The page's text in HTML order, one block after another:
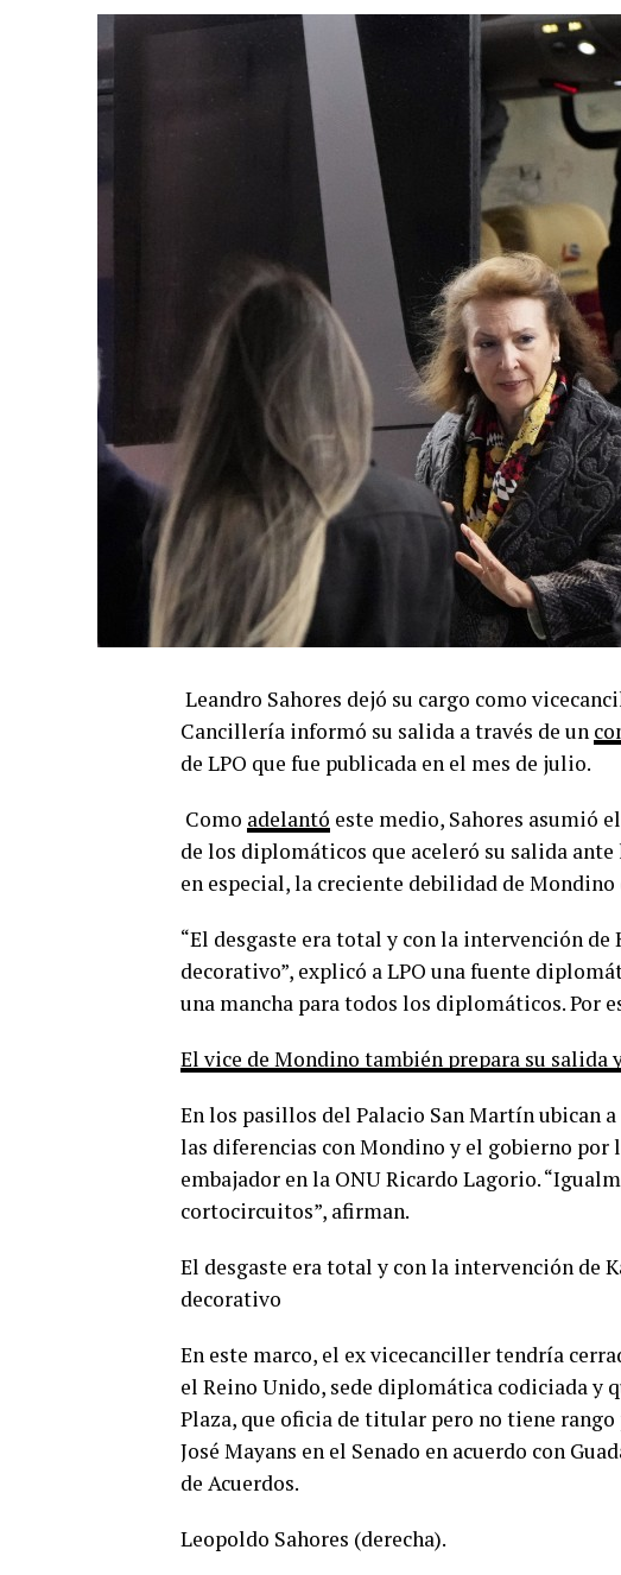
Leandro Sahores dejó su cargo como
Cancillería informó su salida a través de un
de LPO que fue publicada en el mes de julio.
Como adelantó este medio, Sahores asumió
de los diplomáticos que aceleró su salida
en especial, la creciente debilidad de
“El desgaste era total y con la intervención
decorativo”, explicó a LPO una fuente
una mancha para todos los diplomáticos. Por
El vice de Mondino también prepara su salida
En los pasillos del Palacio San Martín ubican
las diferencias con Mondino y el gobierno por
embajador en la ONU Ricardo Lagorio.
cortocircuitos”, afirman.
El desgaste era total y con la intervención de
decorativo
En este marco, el ex vicecanciller tendría
el Reino Unido, sede diplomática codiciada y
Plaza, que oficia de titular pero no tiene
José Mayans en el Senado en acuerdo con
de Acuerdos.
Leopoldo Sahores (derecha).